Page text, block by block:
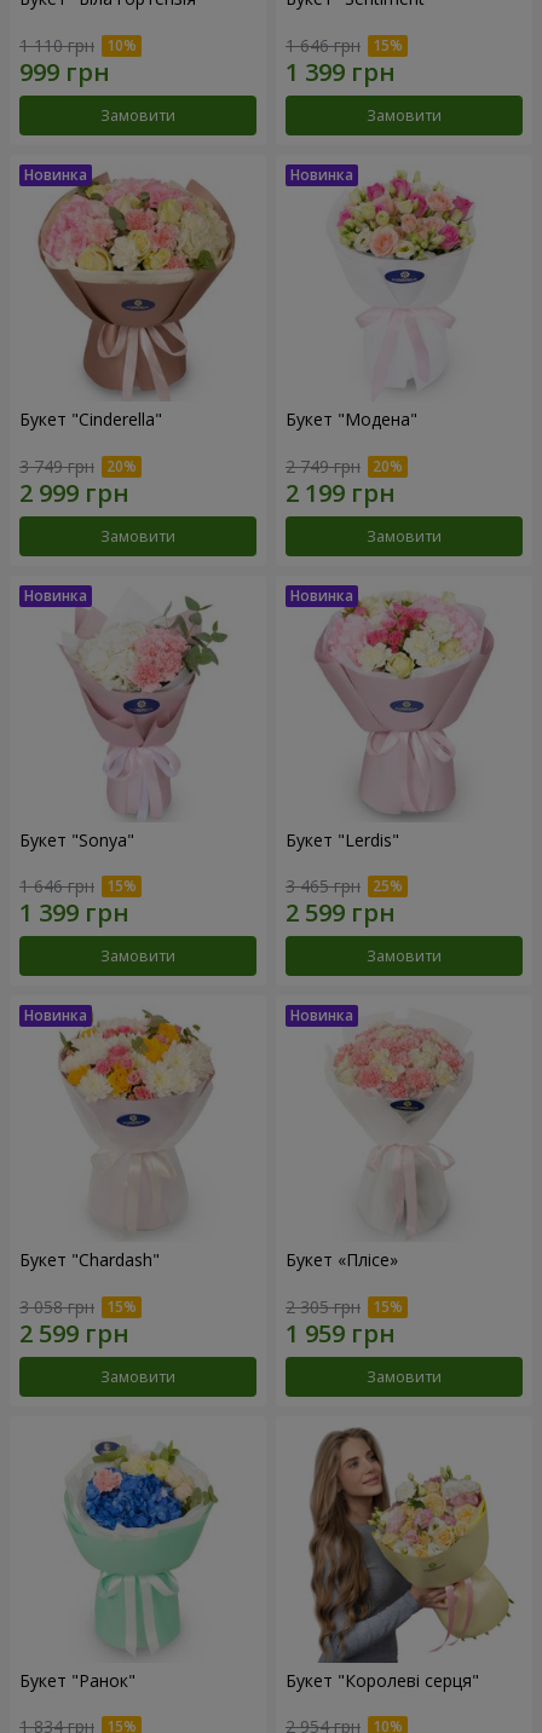
1 110 грн
Замовити
1 646 грн
Замовити
Букет "Cinderella"
3 749 грн
Замовити
Букет "Модена"
2 749 грн
Замовити
Букет "Sonya"
1 646 грн
Замовити
Букет "Lerdis"
3 465 грн
Замовити
Букет "Chardash"
3 058 грн
Замовити
Букет «Плісе»
2 305 грн
Замовити
Букет "Ранок"
1 834 грн
Букет "Королеві серця"
2 954 грн